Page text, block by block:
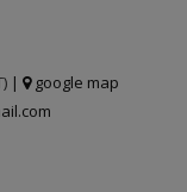
|
google map